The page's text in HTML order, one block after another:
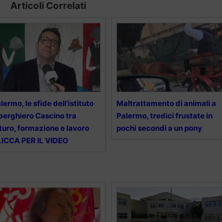
Articoli Correlati
le sfide dell’istituto
Cascino tra
formazione e lavoro
PER IL VIDEO
Maltrattamento di animali a
Palermo, tredici frustate in
pochi secondi a un pony